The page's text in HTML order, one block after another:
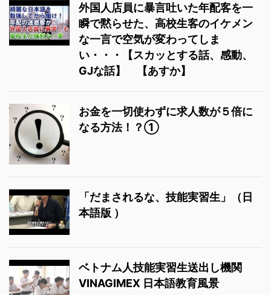
外国人店員に暴言吐いた年配客を一
瞬で黙らせた、高校生客のイケメン
な一言で空気が変わってしま
い・・・【スカッとする話、感動、
GJな話】 【あすか】
お金を一切使わずに求人数が５倍に
なる方法！？①
「だまされるな、技能実習生」（日
本語版 ）
ベトナム人技能実習生送出し機関
VINAGIMEX 日本語教育風景